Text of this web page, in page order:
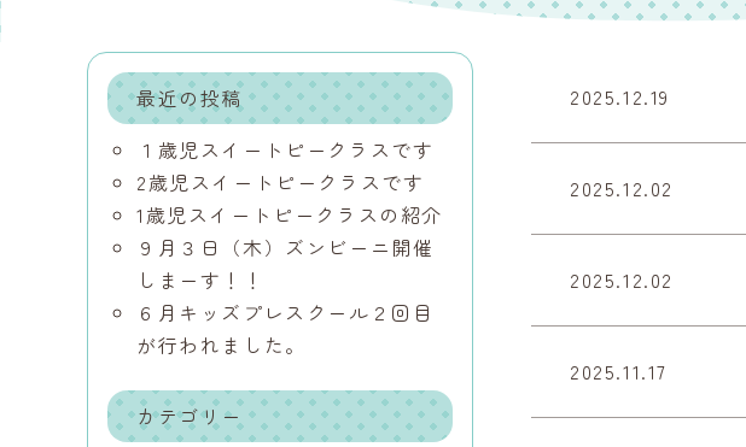
最近の投稿
１歳児スイートピークラスです
2歳児スイートピークラスです
1歳児スイートピークラスの紹介
９月３日（木）ズンビーニ開催
しまーす！！
６月キッズプレスクール２回目
が行われました。
カテゴリー
2025.12.19
2025.12.02
2025.12.02
2025.11.17